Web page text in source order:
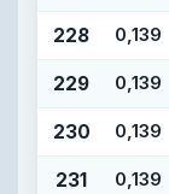
228 0,139
229 0,139
230 0,139
231 0,139